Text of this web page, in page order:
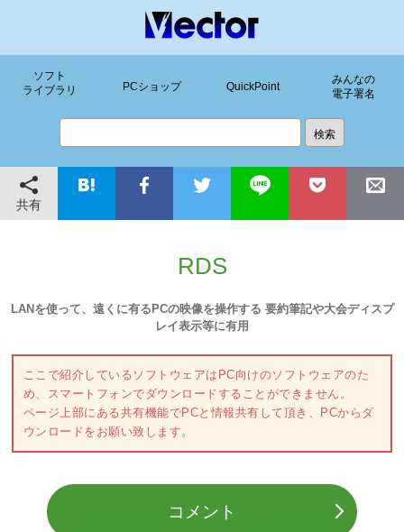
ソフト
ライブラリ
PCショップ QuickPoint
みんなの
電子署名
共有
RDS
LANを使って、遠くに有るPCの映像を操作する 要約筆記や大会ディスプ
レイ表示等に有用
ここで紹介しているソフトウェアはPC向けのソフトウェアのた
め、スマートフォンでダウンロードすることができません。
ページ上部にある共有機能でPCと情報共有して頂き、PCからダ
ウンロードをお願い致します。
コメント